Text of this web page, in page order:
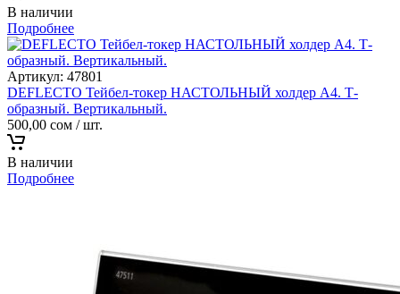
В наличии
Подробнее
Артикул: 47801
DEFLECTO Тейбел-токер НАСТОЛЬНЫЙ холдер А4. Т-
образный. Вертикальный.
500,00 сом / шт.
В наличии
Подробнее